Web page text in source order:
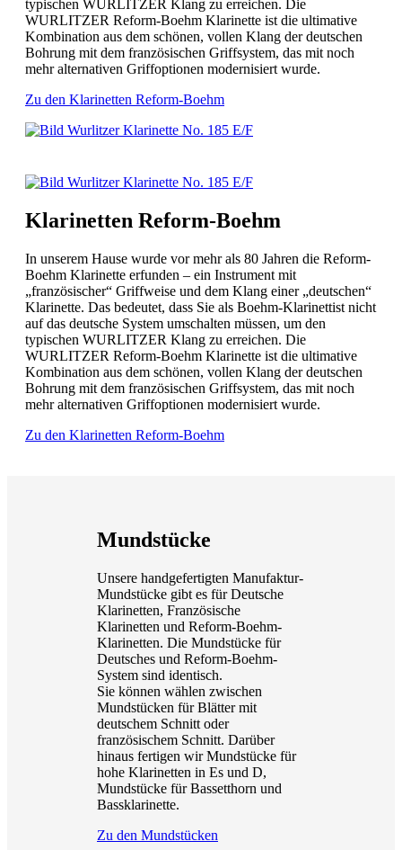
typischen WURLITZER Klang zu erreichen. Die
WURLITZER Reform-Boehm Klarinette ist die ultimative
Kombination aus dem schönen, vollen Klang der deutschen
Bohrung mit dem französischen Griffsystem, das mit noch
mehr alternativen Griffoptionen modernisiert wurde.
Zu den Klarinetten Reform-Boehm
Klarinetten Reform-Boehm
In unserem Hause wurde vor mehr als 80 Jahren die Reform-
Boehm Klarinette erfunden – ein Instrument mit
„französischer“ Griffweise und dem Klang einer „deutschen“
Klarinette. Das bedeutet, dass Sie als Boehm-Klarinettist nicht
auf das deutsche System umschalten müssen, um den
typischen WURLITZER Klang zu erreichen. Die
WURLITZER Reform-Boehm Klarinette ist die ultimative
Kombination aus dem schönen, vollen Klang der deutschen
Bohrung mit dem französischen Griffsystem, das mit noch
mehr alternativen Griffoptionen modernisiert wurde.
Zu den Klarinetten Reform-Boehm
Mundstücke
Unsere handgefertigten Manufaktur-
Mundstücke gibt es für Deutsche
Klarinetten, Französische
Klarinetten und Reform-Boehm-
Klarinetten. Die Mundstücke für
Deutsches und Reform-Boehm-
System sind identisch.
Sie können wählen zwischen
Mundstücken für Blätter mit
deutschem Schnitt oder
französischem Schnitt. Darüber
hinaus fertigen wir Mundstücke für
hohe Klarinetten in Es und D,
Mundstücke für Bassetthorn und
Bassklarinette.
Zu den Mundstücken